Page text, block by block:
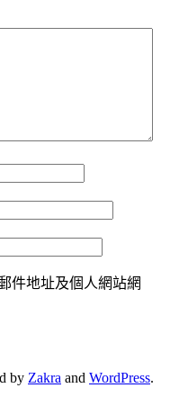
件地址及個人網站網
by Zakra and WordPress.